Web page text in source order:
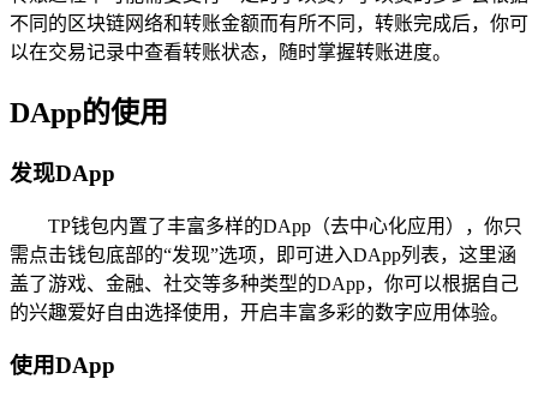
不同的区块链网络和转账金额而有所不同，转账完成后，你可
以在交易记录中查看转账状态，随时掌握转账进度。
DApp的使用
发现DApp
TP钱包内置了丰富多样的DApp（去中心化应用），你只
需点击钱包底部的“发现”选项，即可进入DApp列表，这里涵
盖了游戏、金融、社交等多种类型的DApp，你可以根据自己
的兴趣爱好自由选择使用，开启丰富多彩的数字应用体验。
使用DApp